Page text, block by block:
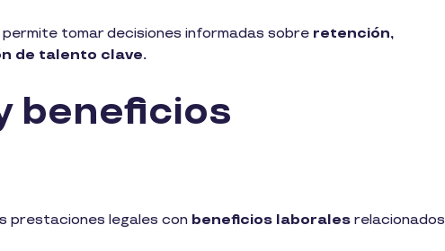
tomar decisiones informadas sobre retención,
de talento clave.
beneficios
prestaciones legales con beneficios laborales relacionados